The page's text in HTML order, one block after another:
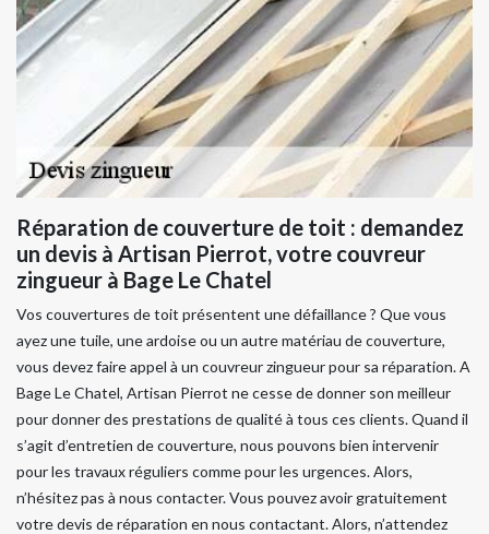
Réparation de couverture de toit : demandez
un devis à Artisan Pierrot, votre couvreur
zingueur à Bage Le Chatel
Vos couvertures de toit présentent une défaillance ? Que vous
ayez une tuile, une ardoise ou un autre matériau de couverture,
vous devez faire appel à un couvreur zingueur pour sa réparation. A
Bage Le Chatel, Artisan Pierrot ne cesse de donner son meilleur
pour donner des prestations de qualité à tous ces clients. Quand il
s’agit d’entretien de couverture, nous pouvons bien intervenir
pour les travaux réguliers comme pour les urgences. Alors,
n’hésitez pas à nous contacter. Vous pouvez avoir gratuitement
votre devis de réparation en nous contactant. Alors, n’attendez